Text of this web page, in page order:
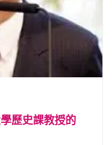
歷史課教授的